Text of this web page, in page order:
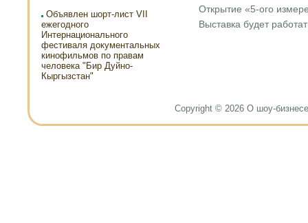
Объявлен шорт-лист VII
ежегодного
Интернационального
фестиваля документальных
кинофильмов по правам
человека "Бир Дуйно-
Кыргызстан"
Открытие «5-ого
Выставка будет
Copyright © 2026 О шоу-